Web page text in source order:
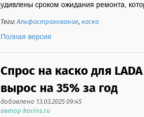
удивлены сроком ожидания ремонта,
Теги:Альфастрахование,каско
Полная версия
Спрос на каско для
вырос на 35% за год
добавлено 13.03.2025 09:45
автор korins.ru